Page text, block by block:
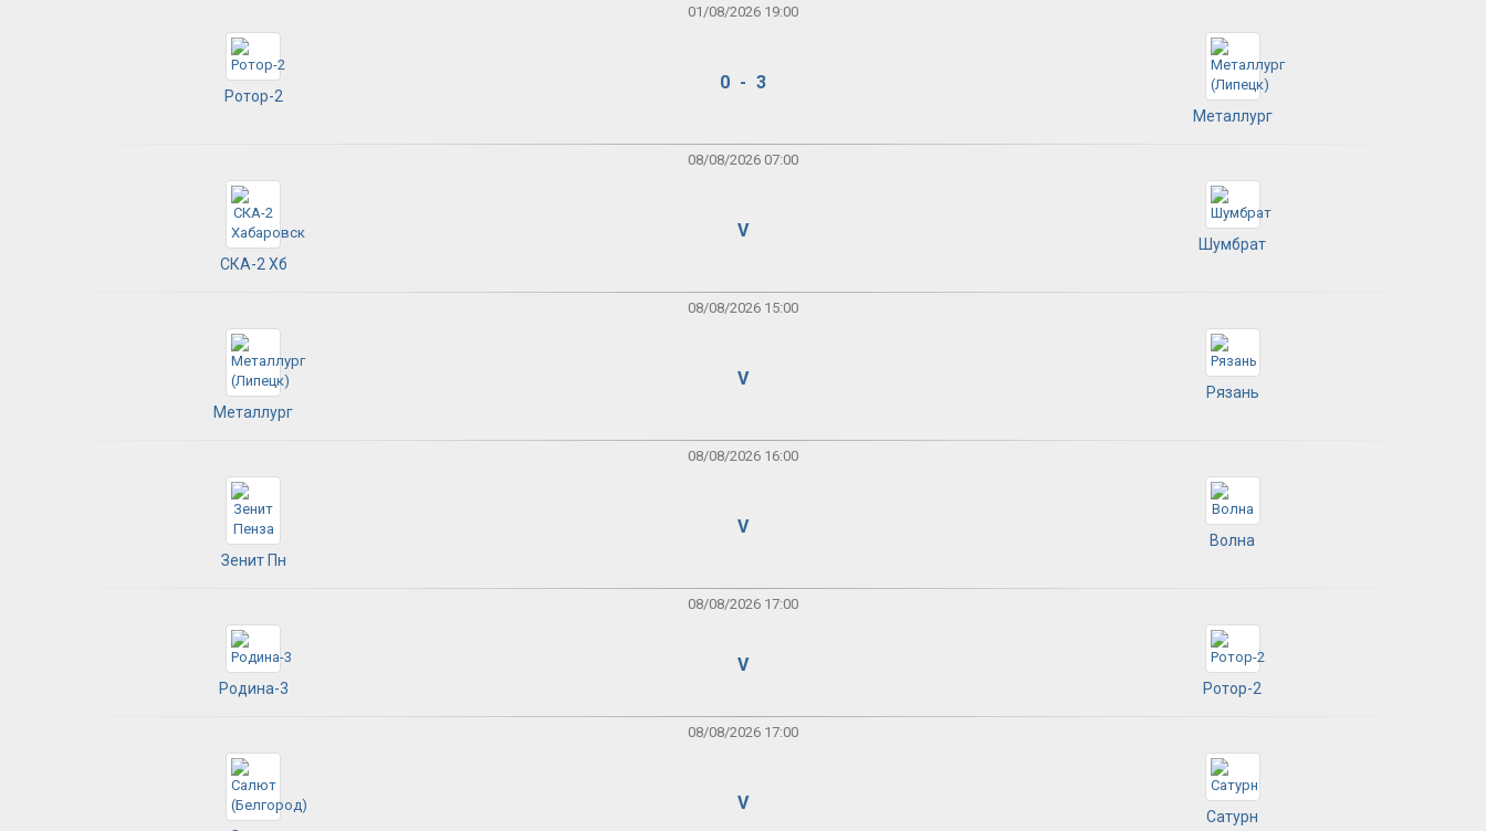
01/08/2026 19:00
Ротор-2
0 - 3
Металлург
08/08/2026 07:00
СКА-2 Хб
V
Шумбрат
08/08/2026 15:00
Металлург
V
Рязань
08/08/2026 16:00
Зенит Пн
V
Волна
08/08/2026 17:00
Родина-3
V
Ротор-2
08/08/2026 17:00
V
Сатурн